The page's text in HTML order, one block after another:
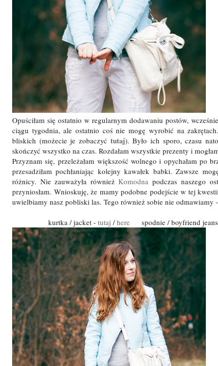
Opuściłam się ostatnio w regularnym dodawaniu postów,
ciągu tygodnia, ale ostatnio coś nie mogę wyrobić na
bliskich (możecie je zobaczyć tutaj). Było ich sporo, czasu
skończyć wszystko na czas. Rozdałam wszystkie prezenty i
Przyznam się, przeleżałam większość wolnego i opychałam po
przesadziłam pochłaniając kolejny kawałek babki. Zawsze
różnicy. Nie zauważyła równieżKomodna podczas naszego
przyniosłam. Wnioskuję, że mamy podobne podejście w tej
uwielbiamy nasz pobliski las. Tego również sobie nie odmawiamy
kurtka / jacket - tutaj /here spodnie / boyfriend